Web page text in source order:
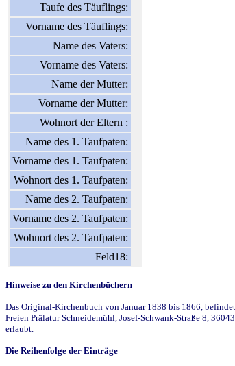
Taufe des Täuflings:
Vorname des Täuflings:
Name des Vaters:
Vorname des Vaters:
Name der Mutter:
Vorname der Mutter:
Wohnort der Eltern :
Name des 1. Taufpaten:
Vorname des 1. Taufpaten:
Wohnort des 1. Taufpaten:
Name des 2. Taufpaten:
Vorname des 2. Taufpaten:
Wohnort des 2. Taufpaten:
Feld18:
Hinweise zu den Kirchenbüchern
Das Original-Kirchenbuch von Januar 1838 bis 1866,
Freien Prälatur Schneidemühl, Josef-Schwank-Straße 8,
erlaubt.
Die Reihenfolge der Einträge